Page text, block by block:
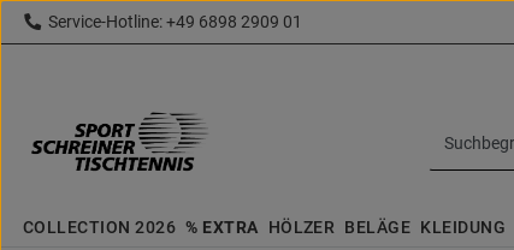
Hauptinhalt springen
Zur Suche springen
Zur Hauptnavigation springen
Service-Hotline: +49 6898 2909 01
COLLECTION 2026 % EXTRA HÖLZER BELÄGE KLEIDUNG